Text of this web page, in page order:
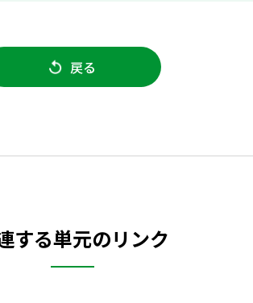
戻る
する単元のリンク